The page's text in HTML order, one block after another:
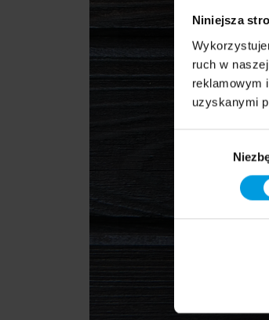
Niniejsza
ruch w
reklamowym
uzyskanymi